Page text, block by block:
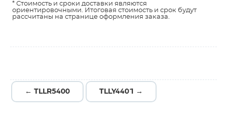
* Стоимость и сроки доставки являются
ориентировочными. Итоговая стоимость и срок будут
рассчитаны на странице оформления заказа.
← TLLR5400 TLLY4401 →